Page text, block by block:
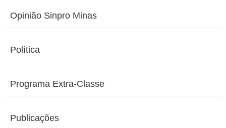
Opinião Sinpro Minas
Política
Programa Extra-Classe
Publicações